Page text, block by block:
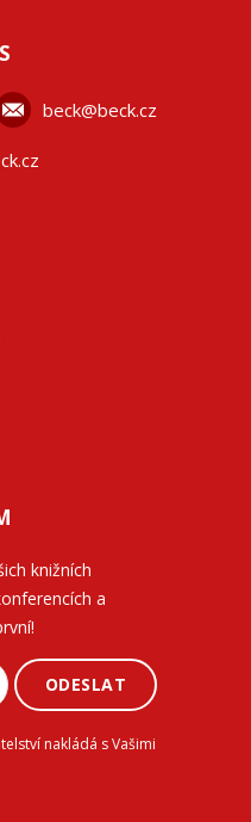
beck@beck.cz
knižních
a
ODESLAT
nakládá s Vašimi